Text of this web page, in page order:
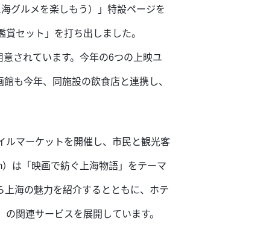
グルメを楽しもう）」特設ページを
セット」を打ち出しました。
されています。今年の6つの上映ユ
も今年、同施設の飲食店と連携し、
ルマーケットを開催し、市民と観光客
は「映画で紡ぐ上海物語」をテーマ
海の魅力を紹介するとともに、ホテ
関連サービスを展開しています。